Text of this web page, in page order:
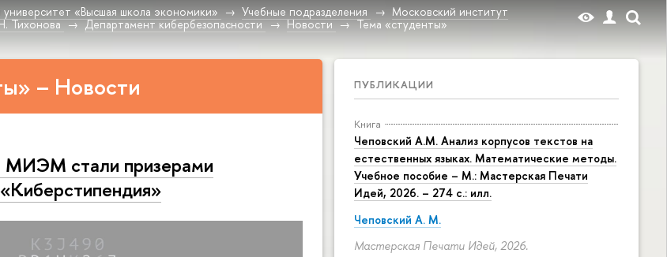
«Высшая школа экономики» Учебные подразделения
Московский институт
Тихонова
Департамент кибербезопасности Новости Тема «студенты»
ПУБЛИКАЦИИ
Книга
Чеповский А.М. Анализ корпусов текстов на
естественных языках. Математические методы.
Учебное пособие – М.: Мастерская Печати
Идей, 2026. – 274 с.: илл.
Чеповский А. М.
Мастерская Печати Идей, 2026.
– Новости
МИЭМ стали призерами